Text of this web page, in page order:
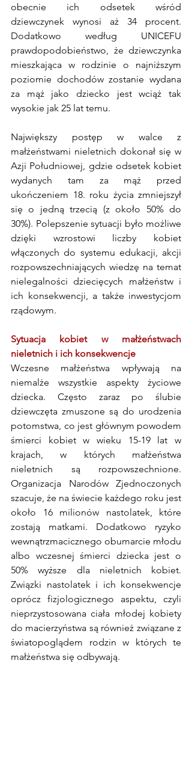
obecnie ich odsetek wśród
dziewczynek wynosi aż 34 procent.
Dodatkowo według UNICEFU
prawdopodobieństwo, że dziewczynka
mieszkająca w rodzinie o najniższym
poziomie dochodów zostanie wydana
za mąż jako dziecko jest wciąż tak
wysokie jak 25 lat temu.
Największy postęp w walce z
małżeństwami nieletnich dokonał się w
Azji Południowej, gdzie odsetek kobiet
wydanych tam za mąż przed
ukończeniem 18. roku życia zmniejszył
się o jedną trzecią (z około 50% do
30%). Polepszenie sytuacji było możliwe
dzięki wzrostowi liczby kobiet
włączonych do systemu edukacji, akcji
rozpowszechniających wiedzę na temat
nielegalności dziecięcych małżeństw i
ich konsekwencji, a także inwestycjom
rządowym.
Sytuacja kobiet w małżeństwach
nieletnich i ich konsekwencje
Wczesne małżeństwa wpływają na
niemalże wszystkie aspekty życiowe
dziecka. Często zaraz po ślubie
dziewczęta zmuszone są do urodzenia
potomstwa, co jest głównym powodem
śmierci kobiet w wieku 15-19 lat w
krajach, w których małżeństwa
nieletnich są rozpowszechnione.
Organizacja Narodów Zjednoczonych
szacuje, że na świecie każdego roku jest
około 16 milionów nastolatek, które
zostają matkami. Dodatkowo ryzyko
wewnątrzmacicznego obumarcie młodu
albo wczesnej śmierci dziecka jest o
50% wyższe dla nieletnich kobiet.
Związki nastolatek i ich konsekwencje
oprócz fizjologicznego aspektu, czyli
nieprzystosowana ciała młodej kobiety
do macierzyństwa są również związane z
światopoglądem rodzin w których te
małżeństwa się odbywają.